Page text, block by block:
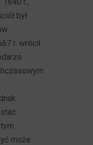
był
r. wrócił
może